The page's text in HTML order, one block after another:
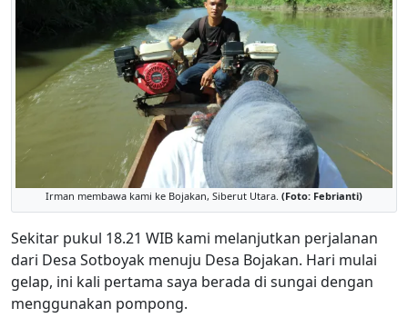
Irman membawa kami ke Bojakan, Siberut Utara. (Foto: Febrianti)
Sekitar pukul 18.21 WIB kami melanjutkan perjalanan
dari Desa Sotboyak menuju Desa Bojakan. Hari mulai
gelap, ini kali pertama saya berada di sungai dengan
menggunakan pompong.